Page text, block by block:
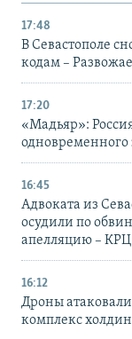
17:48
В Севастополе
кодам –
17:20
«Мадьяр»:
одновременного
16:45
Адвоката из
осудили по
апелляцию – КРЦ
16:12
Дроны
комплекс